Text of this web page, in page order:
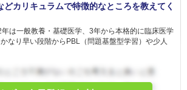
大学 一般（一般枠）
大学 グローバル特別選抜（前期）
大学 一般（前期地域枠）
どカリキュラムで特徴的なところを教えてく
は一般教養・基礎医学、3年から本格的に臨床医学
なり早い段階からPBL（問題基盤型学習）や少人